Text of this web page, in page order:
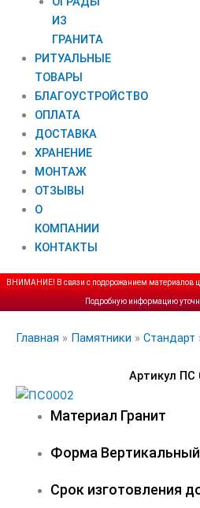
ИЗ
ГРАНИТА
РИТУАЛЬНЫЕ
ТОВАРЫ
БЛАГОУСТРОЙСТВО
ОПЛАТА
ДОСТАВКА
ХРАНЕНИЕ
МОНТАЖ
ОТЗЫВЫ
О
КОМПАНИИ
КОНТАКТЫ
ВНИМАНИЕ! В связи с подорожанием материалов
Подробную информацию
Главная » Памятники » Стандарт
Артикул ПС
Материал Гранит
Форма Вертикальный
Срок изготовления